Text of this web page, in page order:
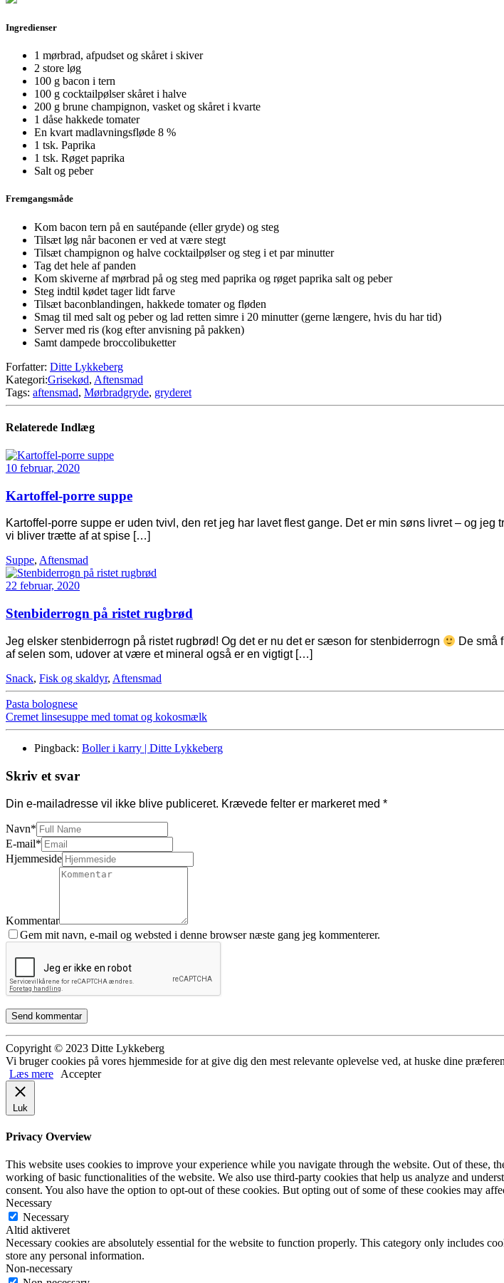
Ingredienser
1 mørbrad, afpudset og skåret i skiver
2 store løg
100 g bacon i tern
100 g cocktailpølser skåret i halve
200 g brune champignon, vasket og skåret i kvarte
1 dåse hakkede tomater
En kvart madlavningsfløde 8 %
1 tsk. Paprika
1 tsk. Røget paprika
Salt og peber
Fremgangsmåde
Kom bacon tern på en sautépande (eller gryde) og steg
Tilsæt løg når baconen er ved at være stegt
Tilsæt champignon og halve cocktailpølser og steg i et par minutter
Tag det hele af panden
Kom skiverne af mørbrad på og steg med paprika og røget paprika salt og peber
Steg indtil kødet tager lidt farve
Tilsæt baconblandingen, hakkede tomater og fløden
Smag til med salt og peber og lad retten simre i 20 minutter (gerne længere, hvis du har tid)
Server med ris (kog efter anvisning på pakken)
Samt dampede broccolibuketter
Forfatter: Ditte Lykkeberg
Kategori:Grisekød, Aftensmad
Tags: aftensmad, Mørbradgryde, gryderet
Relaterede Indlæg
10 februar, 2020
Kartoffel-porre suppe
Kartoffel-porre suppe er uden tvivl, den ret jeg har lavet flest gange. Det er min søns livret – og
vi bliver trætte af at spise […]
Suppe, Aftensmad
22 februar, 2020
Stenbiderrogn på ristet rugbrød
Jeg elsker stenbiderrogn på ristet rugbrød! Og det er nu det er sæson for stenbiderrogn
De små
af selen som, udover at være et mineral også er en vigtigt […]
Snack, Fisk og skaldyr, Aftensmad
Pasta bolognese
Cremet linsesuppe med tomat og kokosmælk
Pingback: Boller i karry | Ditte Lykkeberg
Skriv et svar
Din e-mailadresse vil ikke blive publiceret. Krævede felter er markeret med *
Navn*
E-mail*
Hjemmeside
Kommentar
Gem mit navn, e-mail og websted i denne browser næste gang jeg kommenterer.
Copyright © 2023 Ditte Lykkeberg
Vi bruger cookies på vores hjemmeside for at give dig den mest relevante oplevelse ved, at huske dine
Læs mere
Accepter
Luk
Privacy Overview
This website uses cookies to improve your experience while you navigate through the website. Out of these,
working of basic functionalities of the website. We also use third-party cookies that help us analyze and
consent. You also have the option to opt-out of these cookies. But opting out of some of these cookies may
Necessary
Necessary
Altid aktiveret
Necessary cookies are absolutely essential for the website to function properly. This category only includes
store any personal information.
Non-necessary